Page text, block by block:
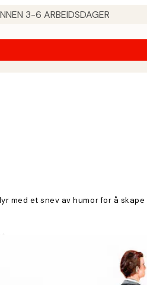
3-6 ARBEIDSDAGER
med et snev av humor for å